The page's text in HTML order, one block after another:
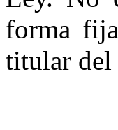
forma
titular del